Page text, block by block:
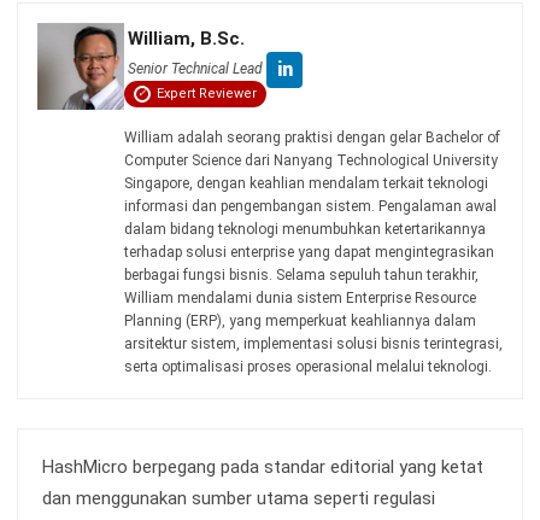
Pelajari lebih lanjut tentang cara kami menjaga
ketepatan, kelengkapan, dan objektivitas konten dengan
membaca Panduan Editorial kami
KonsultasiGratisdan Dapatkan Solusi
yang Tepat